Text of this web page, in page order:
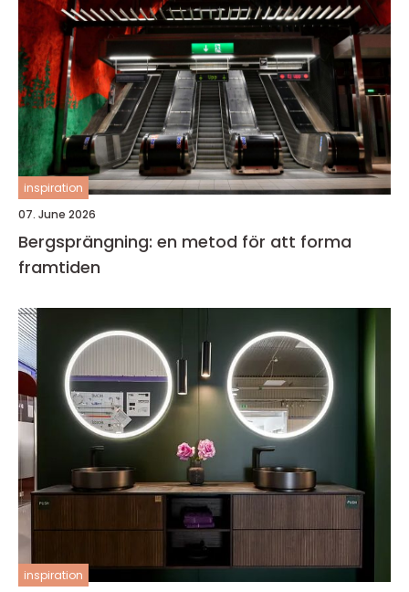
inspiration
07. June 2026
Bergsprängning: en metod för att forma
framtiden
inspiration